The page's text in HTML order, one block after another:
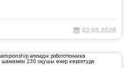
02.05.2026